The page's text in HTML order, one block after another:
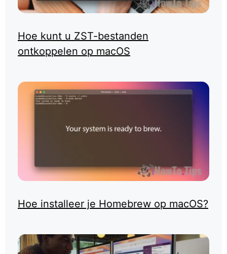
Hoe kunt u ZST-bestanden
ontkoppelen op macOS
Hoe installeer je Homebrew op macOS?